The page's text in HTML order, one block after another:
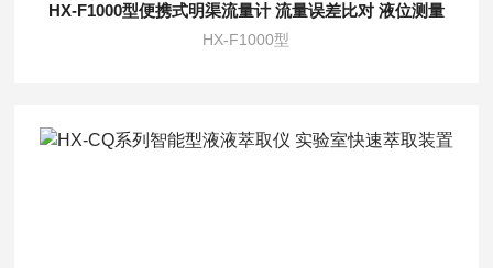
HX-F1000型便携式明渠流量计 流量误差比对 液位测量
HX-F1000型